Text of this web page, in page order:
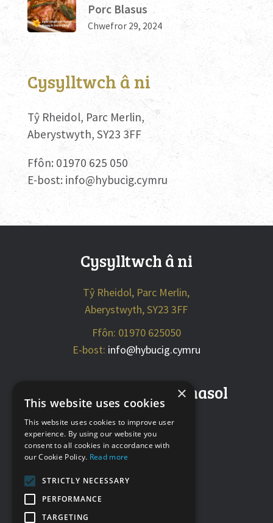
Porc Blasus
Chwefror 29, 2024
Cysylltwch â ni
Tŷ Rheidol, Parc Merlin,
Aberystwyth, SY23 3FF
Ffôn: 01970 625 050
E-bost: info@hybucig.cymru
Cysylltwch â ni
Tŷ Rheidol, Parc Merlin,
Aberystwyth, SY23 3FF
Ffôn: 01970 625050
E-bost: info@hybucig.cymru
Cyfryngau cymdeithasol
×
This website uses cookies
This website uses cookies to improve user
experience. By using our website you
consent to all cookies in accordance with
our Cookie Policy. Read more
STRICTLY NECESSARY
PERFORMANCE
TARGETING